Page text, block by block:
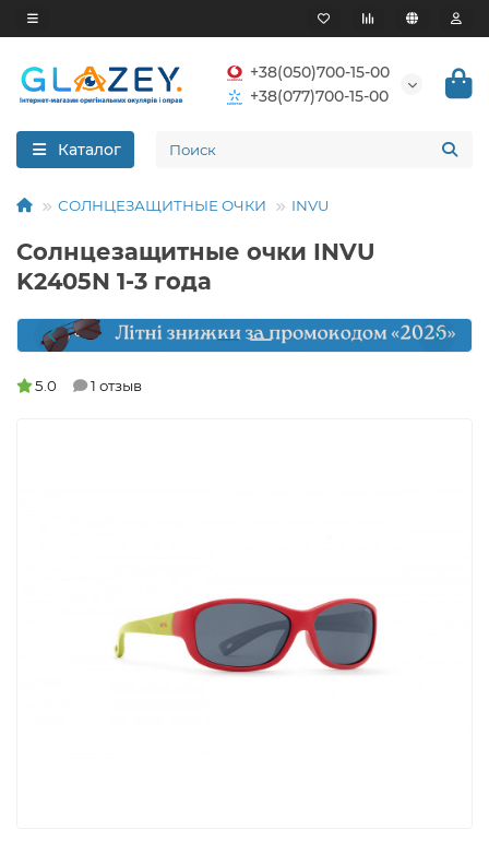
+38(050)700-15-00
+38(077)700-15-00
Каталог
СОЛНЦЕЗАЩИТНЫЕ ОЧКИ INVU
Солнцезащитные очки INVU
K2405N 1-3 года
5.0 1 отзыв